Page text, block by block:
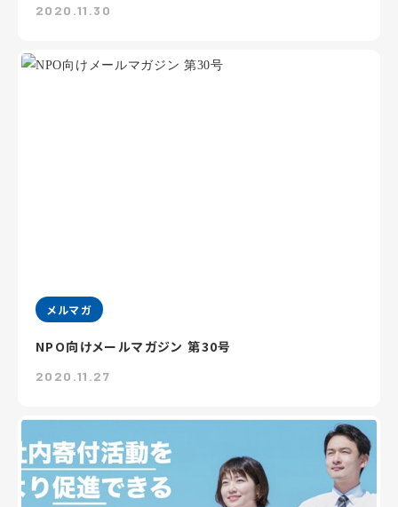
2020.11.30
メルマガ
NPO向けメールマガジン 第30号
2020.11.27